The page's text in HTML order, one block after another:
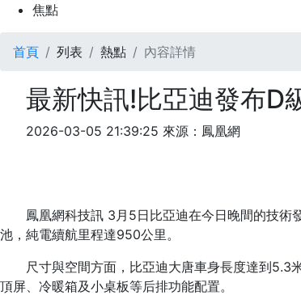
焦點
首頁 列表 熱點 內容詳情
最新快訊!比亞迪發布D
2026-03-05 21:39:25 來源：鳳凰網
鳳凰網科技訊 3月5日比亞迪在今日晚間的技術
池，純電續航里程達950公里。
尺寸與空間方面，比亞迪大唐車身長度達到
頂屏、冷暖箱及小桌板等后排功能配置。